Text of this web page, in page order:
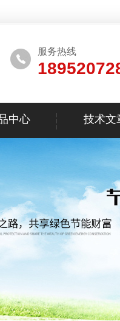
服务热线
中心 技术文